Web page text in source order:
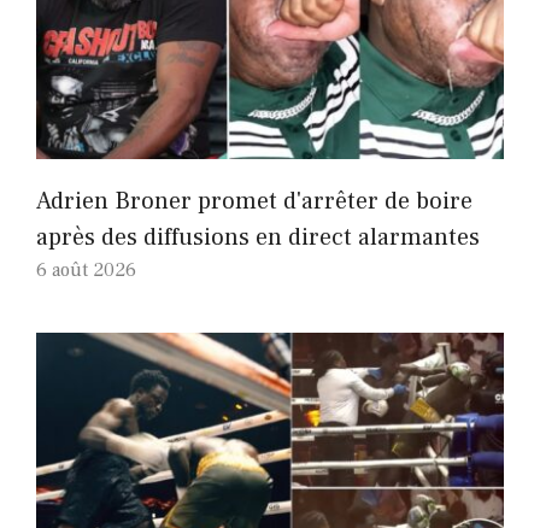
Adrien Broner promet d'arrêter de boire
après des diffusions en direct alarmantes
6 août 2026